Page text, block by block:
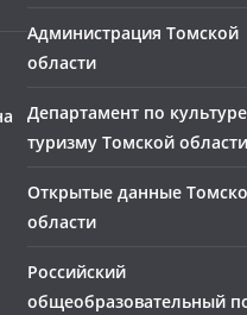
Администрация Томской
области
Департамент по
туризму Томской области
Открытые данные
области
Российский
общеобразовательный